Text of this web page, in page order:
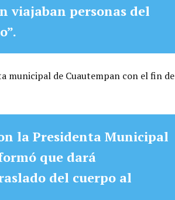
viajaban personas del
municipal de Cuautempan con el fin de
la Presidenta Municipal
que dará
del cuerpo al